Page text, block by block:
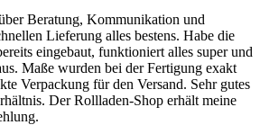
Beratung, Kommunikation und
Lieferung alles bestens. Habe die
eingebaut, funktioniert alles super und
Maße wurden bei der Fertigung exakt
Verpackung für den Versand. Sehr gutes
Der Rollladen-Shop erhält meine